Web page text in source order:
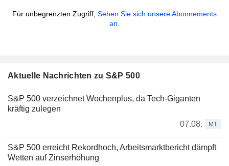
Für unbegrenzten Zugriff, Sehen Sie sich unsere Abonnements
an.
Aktuelle Nachrichten zu S&P 500
S&P 500 verzeichnet Wochenplus, da Tech-Giganten
kräftig zulegen
07.08.
MT
S&P 500 erreicht Rekordhoch, Arbeitsmarktbericht dämpft
Wetten auf Zinserhöhung